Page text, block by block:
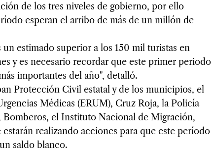
de los tres niveles de gobierno, por ello
esperan el arribo de más de un millón de
estimado superior a los 150 mil turistas en
y es necesario recordar que este primer periodo
importantes del año", detalló.
Protección Civil estatal y de los municipios, el
Médicas (ERUM), Cruz Roja, la Policía
el Instituto Nacional de Migración,
realizando acciones para que este período
saldo blanco.